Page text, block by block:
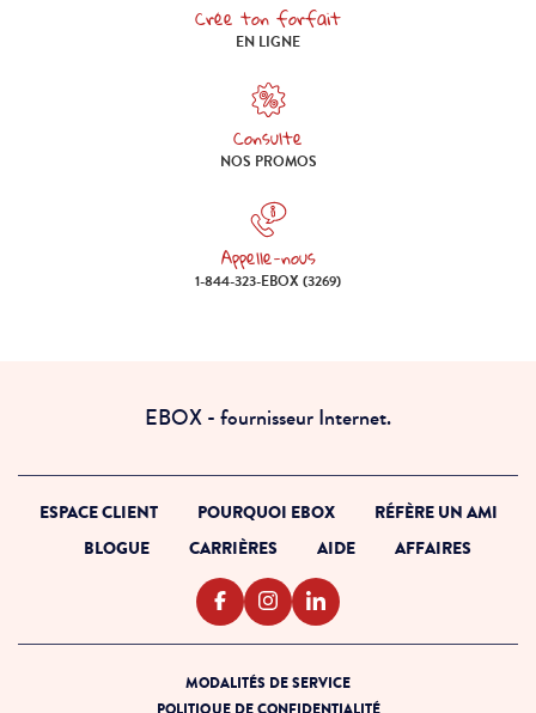
Crée ton forfait
Crée ton forfait en ligne
EN LIGNE
Consulte
Consulte nos promos
NOS PROMOS
Appelle-nous
Appelle-nous 1-844-323-EBOX
1-844-323-EBOX (3269)
EBOX - fournisseur Internet.
ESPACE CLIENT POURQUOI EBOX
RÉFÈRE UN AMI
BLOGUE
CARRIÈRES AIDE AFFAIRES
MODALITÉS DE SERVICE